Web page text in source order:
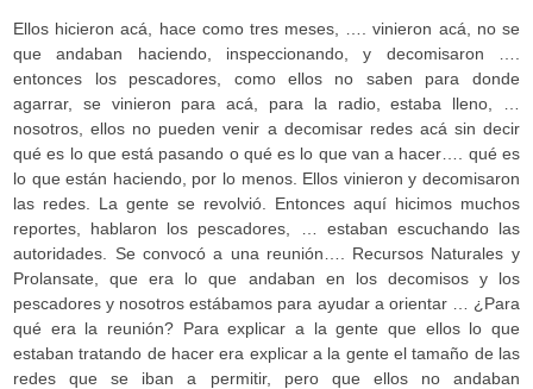
Ellos hicieron acá, hace como tres meses, …. vinieron acá, no se
que andaban haciendo, inspeccionando, y decomisaron ….
entonces los pescadores, como ellos no saben para donde
agarrar, se vinieron para acá, para la radio, estaba lleno, …
nosotros, ellos no pueden venir a decomisar redes acá sin decir
qué es lo que está pasando o qué es lo que van a hacer…. qué es
lo que están haciendo, por lo menos. Ellos vinieron y decomisaron
las redes. La gente se revolvió. Entonces aquí hicimos muchos
reportes, hablaron los pescadores, … estaban escuchando las
autoridades. Se convocó a una reunión…. Recursos Naturales y
Prolansate, que era lo que andaban en los decomisos y los
pescadores y nosotros estábamos para ayudar a orientar … ¿Para
qué era la reunión? Para explicar a la gente que ellos lo que
estaban tratando de hacer era explicar a la gente el tamaño de las
redes que se iban a permitir, pero que ellos no andaban